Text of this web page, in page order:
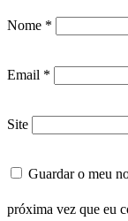
Nome *
Email *
Site
Guardar o meu
próxima vez que eu